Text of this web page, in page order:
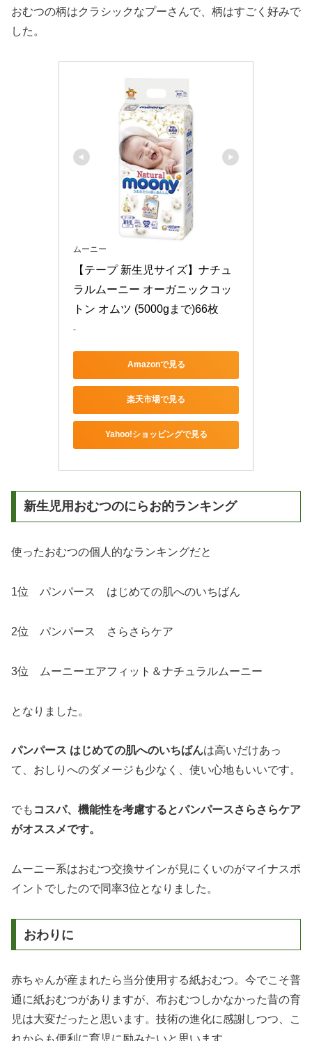
おむつの柄はクラシックなプーさんで、柄はすごく好みで
した。
ムーニー
【テープ 新生児サイズ】ナチュ
ラルムーニー オーガニックコッ
トン オムツ (5000gまで)66枚
-
Amazonで見る
楽天市場で見る
Yahoo!ショッピングで見る
新生児用おむつのにらお的ランキング
使ったおむつの個人的なランキングだと
1位 パンパース はじめての肌へのいちばん
2位 パンパース さらさらケア
3位 ムーニーエアフィット＆ナチュラルムーニー
となりました。
パンパース はじめての肌へのいちばんは高いだけあっ
て、おしりへのダメージも少なく、使い心地もいいです。
でも コスパ、機能性を考慮するとパンパースさらさらケア
がオススメです。
ムーニー系はおむつ交換サインが見にくいのがマイナスポ
イントでしたので同率3位となりました。
おわりに
赤ちゃんが産まれたら当分使用する紙おむつ。今でこそ普
通に紙おむつがありますが、布おむつしかなかった昔の育
児は大変だったと思います。技術の進化に感謝しつつ、こ